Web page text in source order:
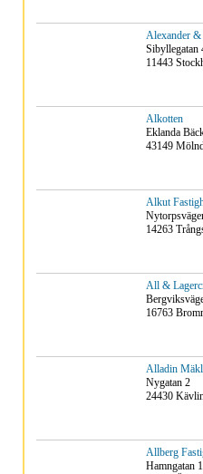
Alexander &
Sibyllegatan
11443
Alkotten
Eklanda
43149
Alkut
14263
All &
16763
Alladin
Nygatan 2
24430
Allberg
Hamngatan